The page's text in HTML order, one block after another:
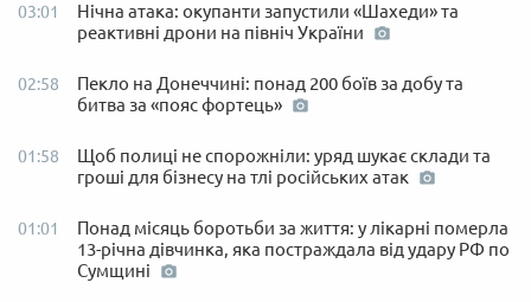
03:01
Нічна атака: окупанти запустили «Шахеди» та
реактивні дрони на північ України
02:58
Пекло на Донеччині: понад 200 боїв за добу та
битва за «пояс фортець»
01:58
Щоб полиці не спорожніли: уряд шукає склади та
гроші для бізнесу на тлі російських атак
01:01
Понад місяць боротьби за життя: у лікарні померла
13-річна дівчинка, яка постраждала від удару РФ по
Сумщині